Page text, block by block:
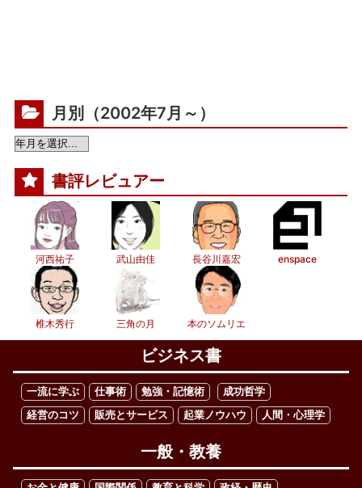
月別（2002年7月～）
書評レビュアー
河西祐子 武山由佳 長谷川嘉宏 enspace
椎木秀行 三角の月 本のソムリエ
ビジネス書
一流に学ぶ 仕事術 勉強・記憶術
成功哲学
経営のコツ
販売とサービス 起業ノウハウ 人間・心理学
一般・教養